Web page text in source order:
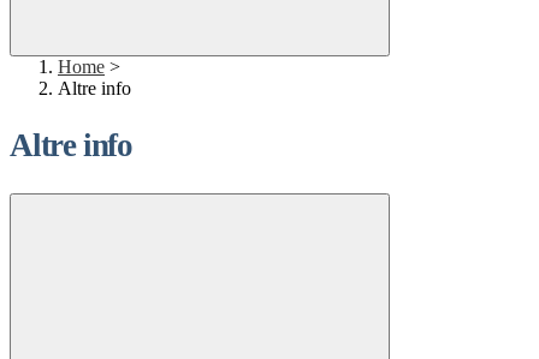
Home >
Altre info
Altre info